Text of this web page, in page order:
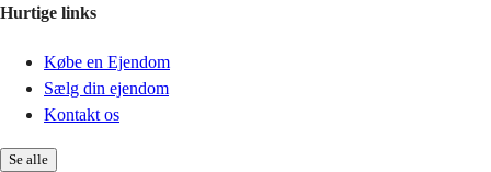
Hurtige links
Købe en Ejendom
Sælg din ejendom
Kontakt os
Se alle